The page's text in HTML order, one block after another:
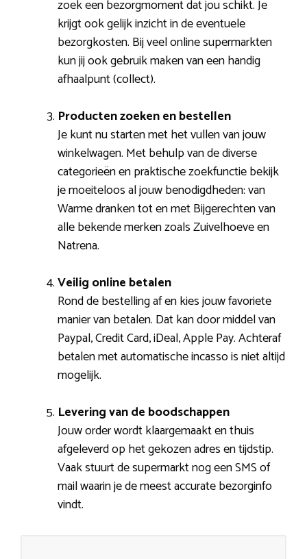
zoek een bezorgmoment dat jou schikt. Je
krijgt ook gelijk inzicht in de eventuele
bezorgkosten. Bij veel online supermarkten
kun jij ook gebruik maken van een handig
afhaalpunt (collect).
Producten zoeken en bestellen
Je kunt nu starten met het vullen van jouw
winkelwagen. Met behulp van de diverse
categorieën en praktische zoekfunctie bekijk
je moeiteloos al jouw benodigdheden: van
Warme dranken tot en met Bijgerechten van
alle bekende merken zoals Zuivelhoeve en
Natrena.
Veilig online betalen
Rond de bestelling af en kies jouw favoriete
manier van betalen. Dat kan door middel van
Paypal, Credit Card, iDeal, Apple Pay. Achteraf
betalen met automatische incasso is niet altijd
mogelijk.
Levering van de boodschappen
Jouw order wordt klaargemaakt en thuis
afgeleverd op het gekozen adres en tijdstip.
Vaak stuurt de supermarkt nog een SMS of
mail waarin je de meest accurate bezorginfo
vindt.